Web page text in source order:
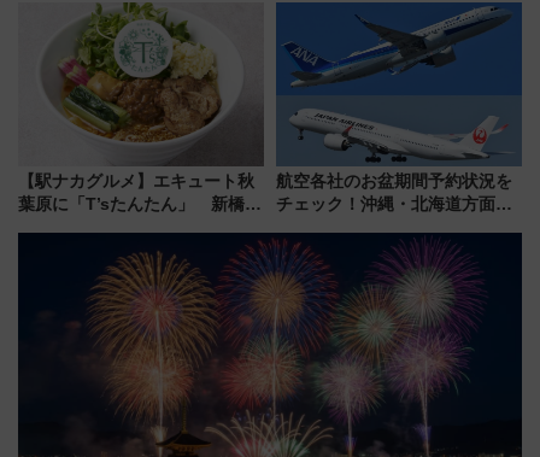
トの一環で激レア体験できちゃ
うかも 参加方法やスケジュール
をご紹介
【駅ナカグルメ】エキュート秋
葉原に「T’sたんたん」 新橋に
饅」、オムライス専門店「肉と
たまご」新グルメ続々登場！
【2026年8月】
航空各社のお盆期間予約状況を
チェック！沖縄・北海道方面は
日は？